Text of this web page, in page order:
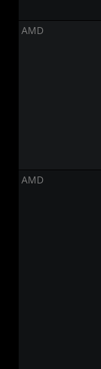
AMD
AMD